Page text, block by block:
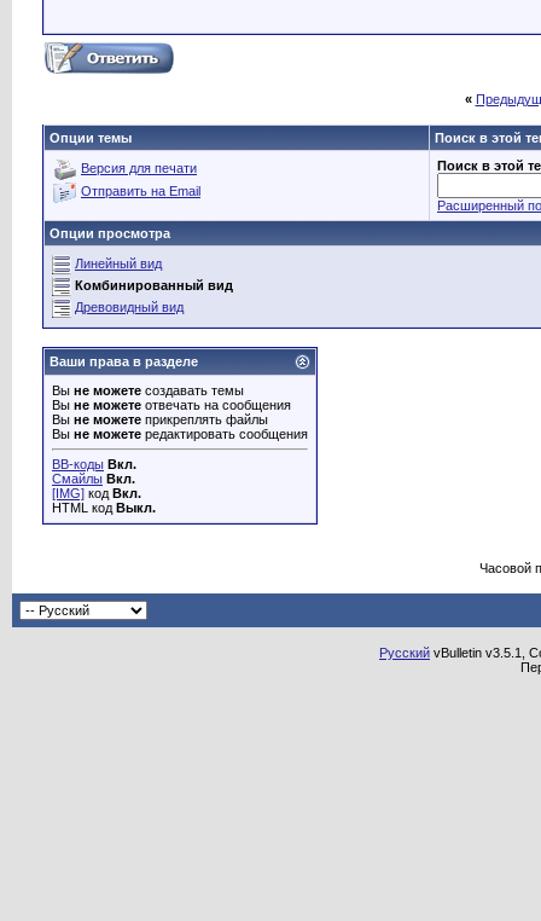
«
Опции темы Поиск в этой
Версия для печати
Отправить на Email
Поиск в этой
Расширенный
Опции просмотра
Линейный вид
Комбинированный вид
Древовидный вид
Ваши права в разделе
Вы не можете создавать темы
Вы не можете отвечать на сообщения
Вы не можете прикреплять файлы
Вы не можете редактировать сообщения
BB-коды Вкл.
Смайлы Вкл.
[IMG] код Вкл.
HTML код Выкл.
Часовой
Русский vBulletin v3.5.1,